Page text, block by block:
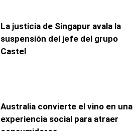
La justicia de Singapur avala la
suspensión del jefe del grupo
Castel
Australia convierte el vino en una
experiencia social para atraer